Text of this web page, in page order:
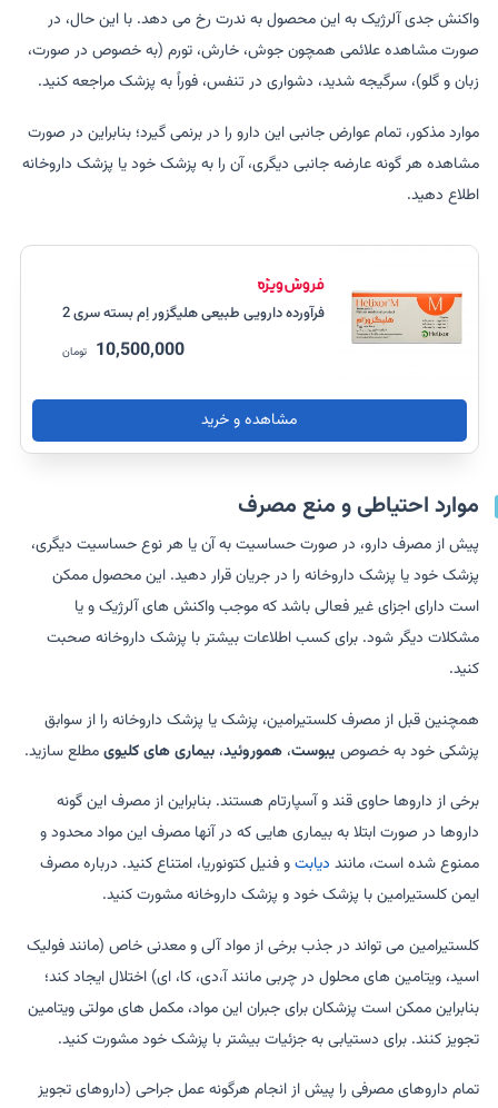
واکنش جدی آلرژیک به این محصول به ندرت رخ می دهد. با این حال، در
صورت مشاهده علائمی همچون جوش، خارش، تورم (به خصوص در صورت،
زبان و گلو)، سرگیجه شدید، دشواری در تنفس، فوراً به پزشک مراجعه کنید.
موارد مذکور، تمام عوارض جانبی این دارو را در برنمی گیرد؛ بنابراین در صورت
مشاهده هر گونه عارضه جانبی دیگری، آن را به پزشک خود یا پزشک داروخانه
اطلاع دهید.
فرآورده دارویی طبیعی هلیگزور اِم بسته سری 2
10,500,000 تومان
مشاهده و خرید
موارد احتیاطی و منع مصرف
پیش از مصرف دارو، در صورت حساسیت به آن یا هر نوع حساسیت دیگری،
پزشک خود یا پزشک داروخانه را در جریان قرار دهید. این محصول ممکن
است دارای اجزای غیر فعالی باشد که موجب واکنش های آلرژیک و یا
مشکلات دیگر شود. برای کسب اطلاعات بیشتر با پزشک داروخانه صحبت
کنید.
همچنین قبل از مصرف کلستیرامین، پزشک یا پزشک داروخانه را از سوابق
پزشکی خود به خصوص یبوست،هموروئید،بیماری های کلیویمطلع سازید.
برخی از داروها حاوی قند و آسپارتام هستند. بنابراین از مصرف این گونه
داروها در صورت ابتلا به بیماری هایی که در آنها مصرف این مواد محدود و
ممنوع شده است، مانند دیابتو فنیل کتونوریا، امتناع کنید. درباره مصرف
ایمن کلستیرامین با پزشک خود و پزشک داروخانه مشورت کنید.
کلستیرامین می تواند در جذب برخی از مواد آلی و معدنی خاص (مانند فولیک
اسید، ویتامین های محلول در چربی مانند آ،دی، کا، ای) اختلال ایجاد کند؛
بنابراین ممکن است پزشکان برای جبران این مواد، مکمل های مولتی ویتامین
تجویز کنند. برای دستیابی به جزئیات بیشتر با پزشک خود مشورت کنید.
تمام داروهای مصرفی را پیش از انجام هرگونه عمل جراحی (داروهای تجویز